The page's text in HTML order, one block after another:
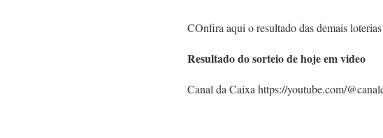
COnfira aqui o resultado das demais loterias
Resultado do sorteio de hoje em video
Canal da Caixa https://youtube.com/